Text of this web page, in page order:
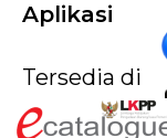
Aplikasi
Tersedia di